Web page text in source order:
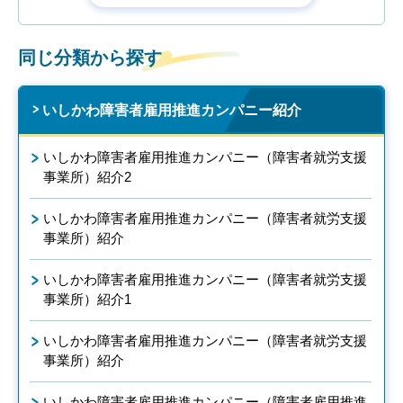
同じ分類から探す
いしかわ障害者雇用推進カンパニー紹介
いしかわ障害者雇用推進カンパニー（障害者就労支援
事業所）紹介2
いしかわ障害者雇用推進カンパニー（障害者就労支援
事業所）紹介
いしかわ障害者雇用推進カンパニー（障害者就労支援
事業所）紹介1
いしかわ障害者雇用推進カンパニー（障害者就労支援
事業所）紹介